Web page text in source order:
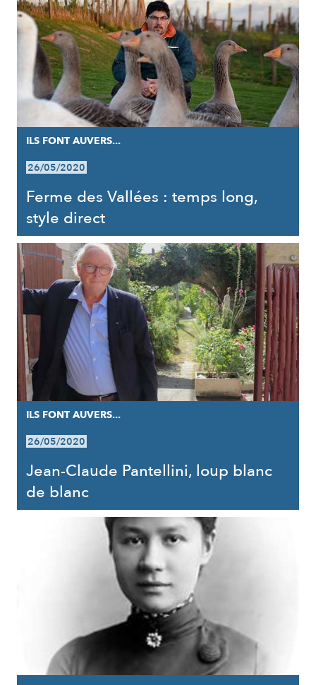
ILS FONT AUVERS...
26/05/2020
Ferme des Vallées : temps long,
style direct
ILS FONT AUVERS...
26/05/2020
Jean-Claude Pantellini, loup blanc
de blanc